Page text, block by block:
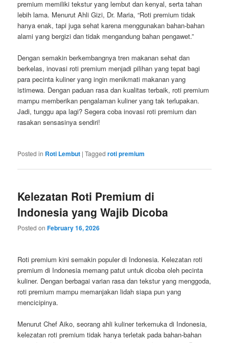
premium memiliki tekstur yang lembut dan kenyal, serta tahan
lebih lama. Menurut Ahli Gizi, Dr. Maria, “Roti premium tidak
hanya enak, tapi juga sehat karena menggunakan bahan-bahan
alami yang bergizi dan tidak mengandung bahan pengawet.”
Dengan semakin berkembangnya tren makanan sehat dan
berkelas, inovasi roti premium menjadi pilihan yang tepat bagi
para pecinta kuliner yang ingin menikmati makanan yang
istimewa. Dengan paduan rasa dan kualitas terbaik, roti premium
mampu memberikan pengalaman kuliner yang tak terlupakan.
Jadi, tunggu apa lagi? Segera coba inovasi roti premium dan
rasakan sensasinya sendiri!
Posted in Roti Lembut |Tagged roti premium
Kelezatan Roti Premium di
Indonesia yang Wajib Dicoba
Posted onFebruary 16, 2026
Roti premium kini semakin populer di Indonesia. Kelezatan roti
premium di Indonesia memang patut untuk dicoba oleh pecinta
kuliner. Dengan berbagai varian rasa dan tekstur yang menggoda,
roti premium mampu memanjakan lidah siapa pun yang
mencicipinya.
Menurut Chef Aiko, seorang ahli kuliner terkemuka di Indonesia,
kelezatan roti premium tidak hanya terletak pada bahan-bahan